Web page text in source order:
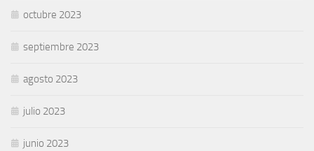
octubre 2023
septiembre 2023
agosto 2023
julio 2023
junio 2023